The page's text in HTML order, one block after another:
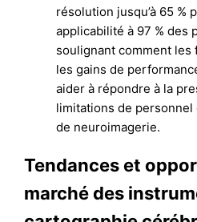
résolution jusqu’à 65 %
applicabilité à 97 % des
soulignant comment
les gains de
aider à répondre à la
limitations de
de neuroimagerie.
Tendances et
marché des